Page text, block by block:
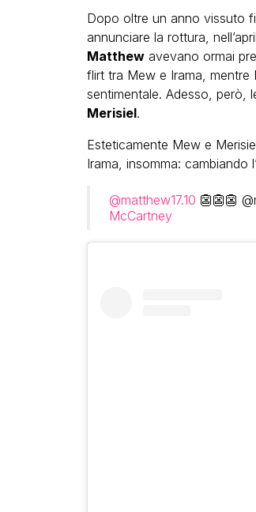
Dopo oltre un anno vissuto
annunciare la rottura,
Matthewavevano ormai
flirt tra Mew e Irama, mentre
sentimentale. Adesso, però,
Merisiel.
Esteticamente Mew e
Irama, insomma: cambiando
@matthew17.10 👺👺👺
McCartney